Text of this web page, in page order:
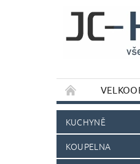
KUCHYNĚ
KOUPELNA